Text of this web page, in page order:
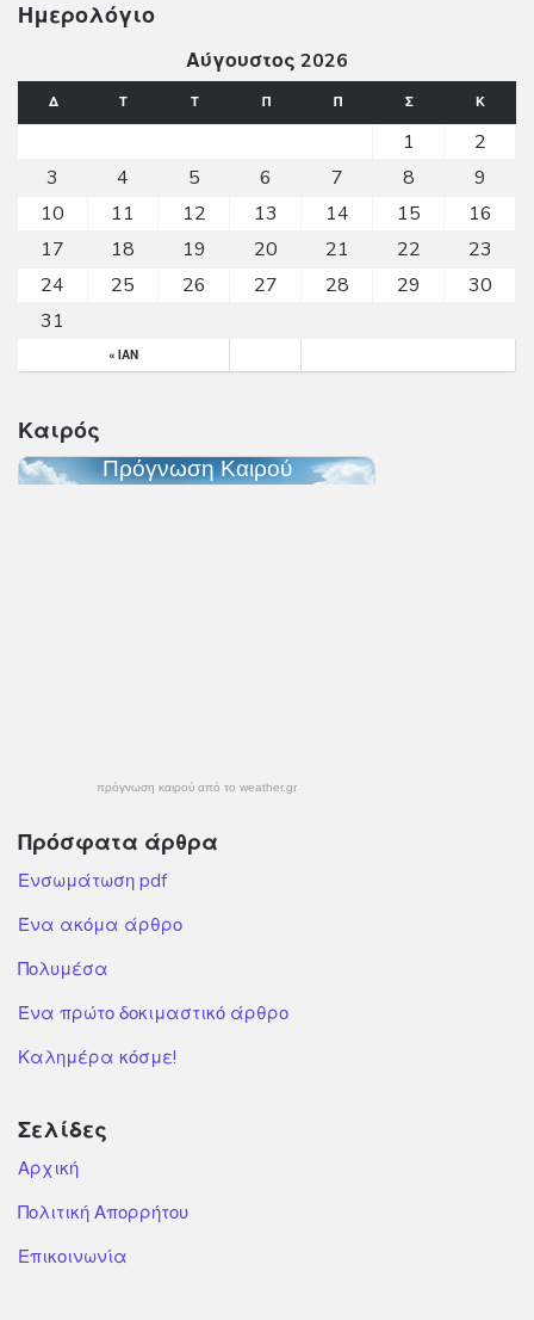
Ημερολόγιο
Αύγουστος 2026
Δ Τ Τ Π Π Σ Κ
« ΙΑΝ
1
2
3
4 5 6 7 8
9
10
11 12 13 14 15
16
17
18 19 20 21 22
23
24
25 26 27 28 29
30
31
Καιρός
πρόγνωση καιρού από το weather.gr
Πρόσφατα άρθρα
Ενσωμάτωση pdf
Ένα ακόμα άρθρο
Πολυμέσα
Ένα πρώτο δοκιμαστικό άρθρο
Καλημέρα κόσμε!
Σελίδες
Αρχική
Πολιτική Απορρήτου
Επικοινωνία